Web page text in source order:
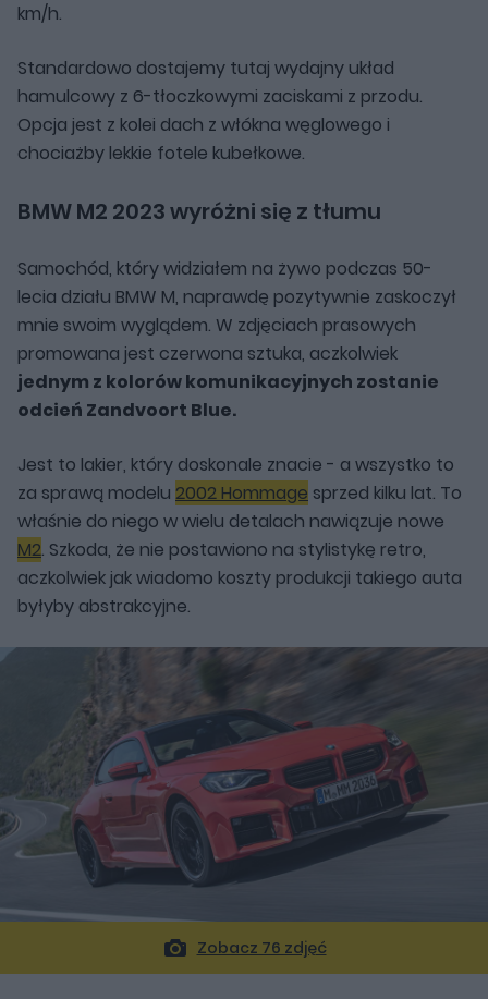
km/h.
Standardowo dostajemy tutaj wydajny układ
hamulcowy z 6-tłoczkowymi zaciskami z przodu.
Opcja jest z kolei dach z włókna węglowego i
chociażby lekkie fotele kubełkowe.
BMW M2 2023 wyróżni się z tłumu
Samochód, który widziałem na żywo podczas 50-
lecia działu BMW M, naprawdę pozytywnie zaskoczył
mnie swoim wyglądem. W zdjęciach prasowych
promowana jest czerwona sztuka, aczkolwiek
jednym z kolorów komunikacyjnych zostanie
odcień Zandvoort Blue.
Jest to lakier, który doskonale znacie - a wszystko to
za sprawą modelu 2002 Hommage sprzed kilku lat. To
właśnie do niego w wielu detalach nawiązuje nowe
M2. Szkoda, że nie postawiono na stylistykę retro,
aczkolwiek jak wiadomo koszty produkcji takiego auta
byłyby abstrakcyjne.
Zobacz 76 zdjęć